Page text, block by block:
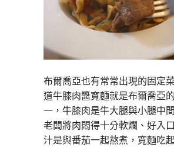
布爾喬亞也有常常出現的固定
道牛膝肉醬寬麵就是布爾喬亞
一，牛膝肉是牛大腿與小腿中
老闆將肉悶得十分軟爛、好入
汁是與番茄一起熬煮，寬麵吃